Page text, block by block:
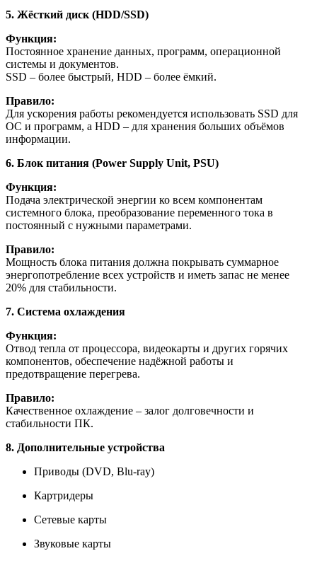
5. Жёсткий диск (HDD/SSD)
Функция:
Постоянное хранение данных, программ, операционной
системы и документов.
SSD – более быстрый, HDD – более ёмкий.
Правило:
Для ускорения работы рекомендуется использовать SSD для
ОС и программ, а HDD – для хранения больших объёмов
информации.
6. Блок питания (Power Supply Unit, PSU)
Функция:
Подача электрической энергии ко всем компонентам
системного блока, преобразование переменного тока в
постоянный с нужными параметрами.
Правило:
Мощность блока питания должна покрывать суммарное
энергопотребление всех устройств и иметь запас не менее
20% для стабильности.
7. Система охлаждения
Функция:
Отвод тепла от процессора, видеокарты и других горячих
компонентов, обеспечение надёжной работы и
предотвращение перегрева.
Правило:
Качественное охлаждение – залог долговечности и
стабильности ПК.
8. Дополнительные устройства
Приводы (DVD, Blu-ray)
Картридеры
Сетевые карты
Звуковые карты